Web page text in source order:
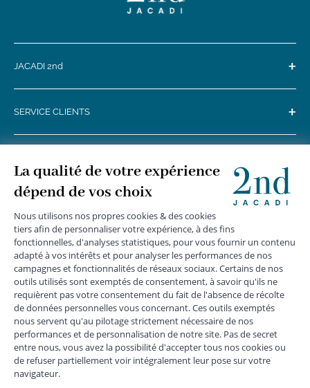
JACADI 2nd +
SERVICE CLIENTS +
MENTIONS LÉGALES
DONNÉES PERSONNELLES
*Livraison express gratuite en point relais dès 59 € et à domicile dès 150
€ vers la France Métropolitaine
Les données collectées par la société JACADI, responsable
du traitement, sont nécessaires à l'envoi de newsletters, à la
création de compte, pour le traitement, le suivi et la livraison
de votre commande, ainsi que pour le suivi de votre
adhésion au programme fidélité. Conformément au
Règlement Européen 2016/679 du 27 avril 2016 sur la
protection des données personnelles, vous bénéficiez d'un